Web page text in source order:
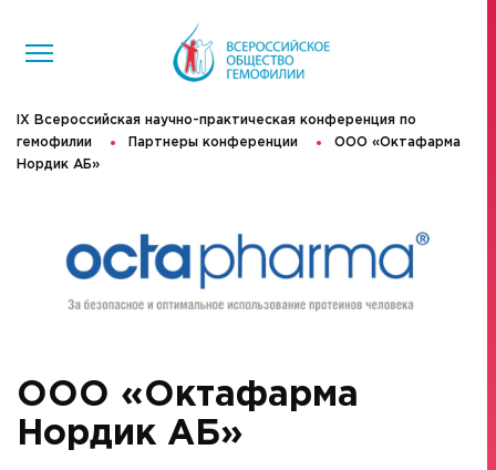
IX Всероссийская научно-практическая конференция по
гемофилии
Партнеры конференции
ООО «Октафарма
Нордик АБ»
ООО «Октафарма
Нордик АБ»